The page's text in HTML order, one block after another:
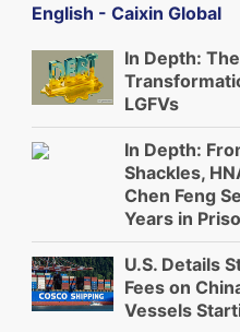
English - Caixin Global
In Depth:
LGFVs
In Depth:
Shackles,
Chen Feng
Years in
U.S. Details
Fees on
Vessels